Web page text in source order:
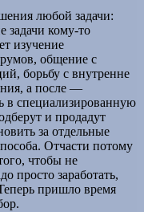
любой задачи:
задачи кому-то
изучение
общение с
борьбу с внутренне
а после —
в специализированную
и продадут
за отдельные
Отчасти потому
чтобы не
просто заработать,
пришло время